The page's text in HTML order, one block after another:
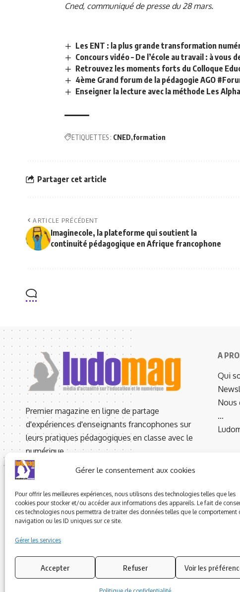
Gérer le consentement aux cookies
Pour offrir les meilleures expériences, nous utilisons des technologies telles que les
cookies pour stocker et/ou accéder aux informations des appareils. Le fait de
ces technologies nous permettra de traiter des données telles que le comportement
navigation ou les ID uniques sur ce site.
Gérer les services
Accepter Refuser Voir les
Cned, communiqué de presse du 28 mars.
Les ENT : la plus grande transformation
Concours vidéo – De l’école au travail : à vous
Retrouvez les moments forts du Colloque
4ème Grand forum de la pédagogie AGO
Enseigner la lecture avec la méthode Les
ETIQUETTES : CNED formation
Partager cet article
ARTICLE PRÉCÉDENT
Imaginecole, la plateforme qui soutient la
continuité pédagogique en Afrique francophone
Premier magazine en ligne de partage
d'expériences d'enseignants francophones sur
leurs pratiques pédagogiques en classe avec le
numérique.
SPL - N° CPPAP : 0523 W 93101
2 Bis A Rue de la Coume d’Or,
66760 LATOUR DE CAROL - FRANCE
Rédaction : +33 01.83.62.94.53
A
Qui
Nous
…